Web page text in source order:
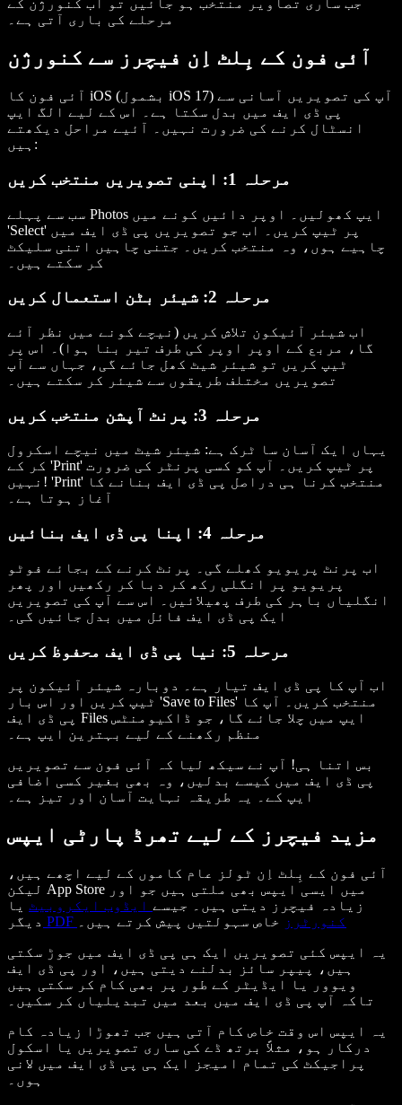
جب ساری تصاویر منتخب ہو جائیں تو اب کنورژن کے
مرحلے کی باری آتی ہے۔
آئی فون کے بِلٹ اِن فیچرز سے کنورژن
آئی فون کا iOS (بشمول iOS 17) آپ کی تصویریں آسانی سے
پی ڈی ایف میں بدل سکتا ہے۔ اس کے لیے الگ ایپ
انسٹال کرنے کی ضرورت نہیں۔ آئیے مراحل دیکھتے
ہیں:
مرحلہ 1: اپنی تصویریں منتخب کریں
سب سے پہلے Photos ایپ کھولیں۔ اوپر دائیں کونے میں
'Select' پر ٹیپ کریں۔ اب جو تصویریں پی ڈی ایف میں
چاہیے ہوں، وہ منتخب کریں۔ جتنی چاہیں اتنی سلیکٹ
کر سکتے ہیں۔
مرحلہ 2: شیئر بٹن استعمال کریں
اب شیئر آئیکون تلاش کریں (نیچے کونے میں نظر آئے
گا، مربع کے اوپر اوپر کی طرف تیر بنا ہوا)۔ اس پر
ٹیپ کریں تو شیئر شیٹ کھل جائے گی، جہاں سے آپ
تصویریں مختلف طریقوں سے شیئر کر سکتے ہیں۔
مرحلہ 3: پرنٹ آپشن منتخب کریں
یہاں ایک آسان سا ٹرک ہے: شیئر شیٹ میں نیچے اسکرول
کر کے 'Print' پر ٹیپ کریں۔ آپ کو کسی پرنٹر کی ضرورت
نہیں! 'Print' منتخب کرنا ہی دراصل پی ڈی ایف بنانے کا
آغاز ہوتا ہے۔
مرحلہ 4: اپنا پی ڈی ایف بنائیں
اب پرنٹ پریویو کھلے گی۔ پرنٹ کرنے کے بجائے فوٹو
پریویو پر انگلی رکھ کر دبا کر رکھیں اور پھر
انگلیاں باہر کی طرف پھیلائیں۔ اس سے آپ کی تصویریں
ایک پی ڈی ایف فائل میں بدل جائیں گی۔
مرحلہ 5: نیا پی ڈی ایف محفوظ کریں
اب آپ کا پی ڈی ایف تیار ہے۔ دوبارہ شیئر آئیکون پر
ٹیپ کریں اور اس بار 'Save to Files' منتخب کریں۔ آپ کا
پی ڈی ایف Files ایپ میں چلا جائے گا، جو ڈاکیومنٹس
منظم رکھنے کے لیے بہترین ایپ ہے۔
بس اتنا ہی! آپ نے سیکھ لیا کہ آئی فون سے تصویریں
پی ڈی ایف میں کیسے بدلیں، وہ بھی بغیر کسی اضافی
ایپ کے۔ یہ طریقہ نہایت آسان اور تیز ہے۔
مزید فیچرز کے لیے تھرڈ پارٹی ایپس
آئی فون کے بِلٹ اِن ٹولز عام کاموں کے لیے اچھے ہیں،
لیکن App Store میں ایسی ایپس بھی ملتی ہیں جو اور
زیادہ فیچرز دیتی ہیں۔ جیسے ایڈوب ایکروبیٹ یا
دیگر
PDF کنورٹرز
خاص سہولتیں پیش کرتے ہیں۔
یہ ایپس کئی تصویریں ایک ہی پی ڈی ایف میں جوڑ سکتی
ہیں، پیپر سائز بدلنے دیتی ہیں، اور پی ڈی ایف
ویوور یا ایڈیٹر کے طور پر بھی کام کر سکتی ہیں
تاکہ آپ پی ڈی ایف میں بعد میں تبدیلیاں کر سکیں۔
یہ ایپس اس وقت خاص کام آتی ہیں جب تھوڑا زیادہ کام
درکار ہو، مثلاً برتھ ڈے کی ساری تصویریں یا اسکول
پراجیکٹ کی تمام امیجز ایک ہی پی ڈی ایف میں لانی
ہوں۔